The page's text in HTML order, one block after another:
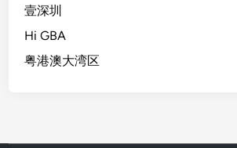
壹深圳
Hi GBA
粤港澳大湾区